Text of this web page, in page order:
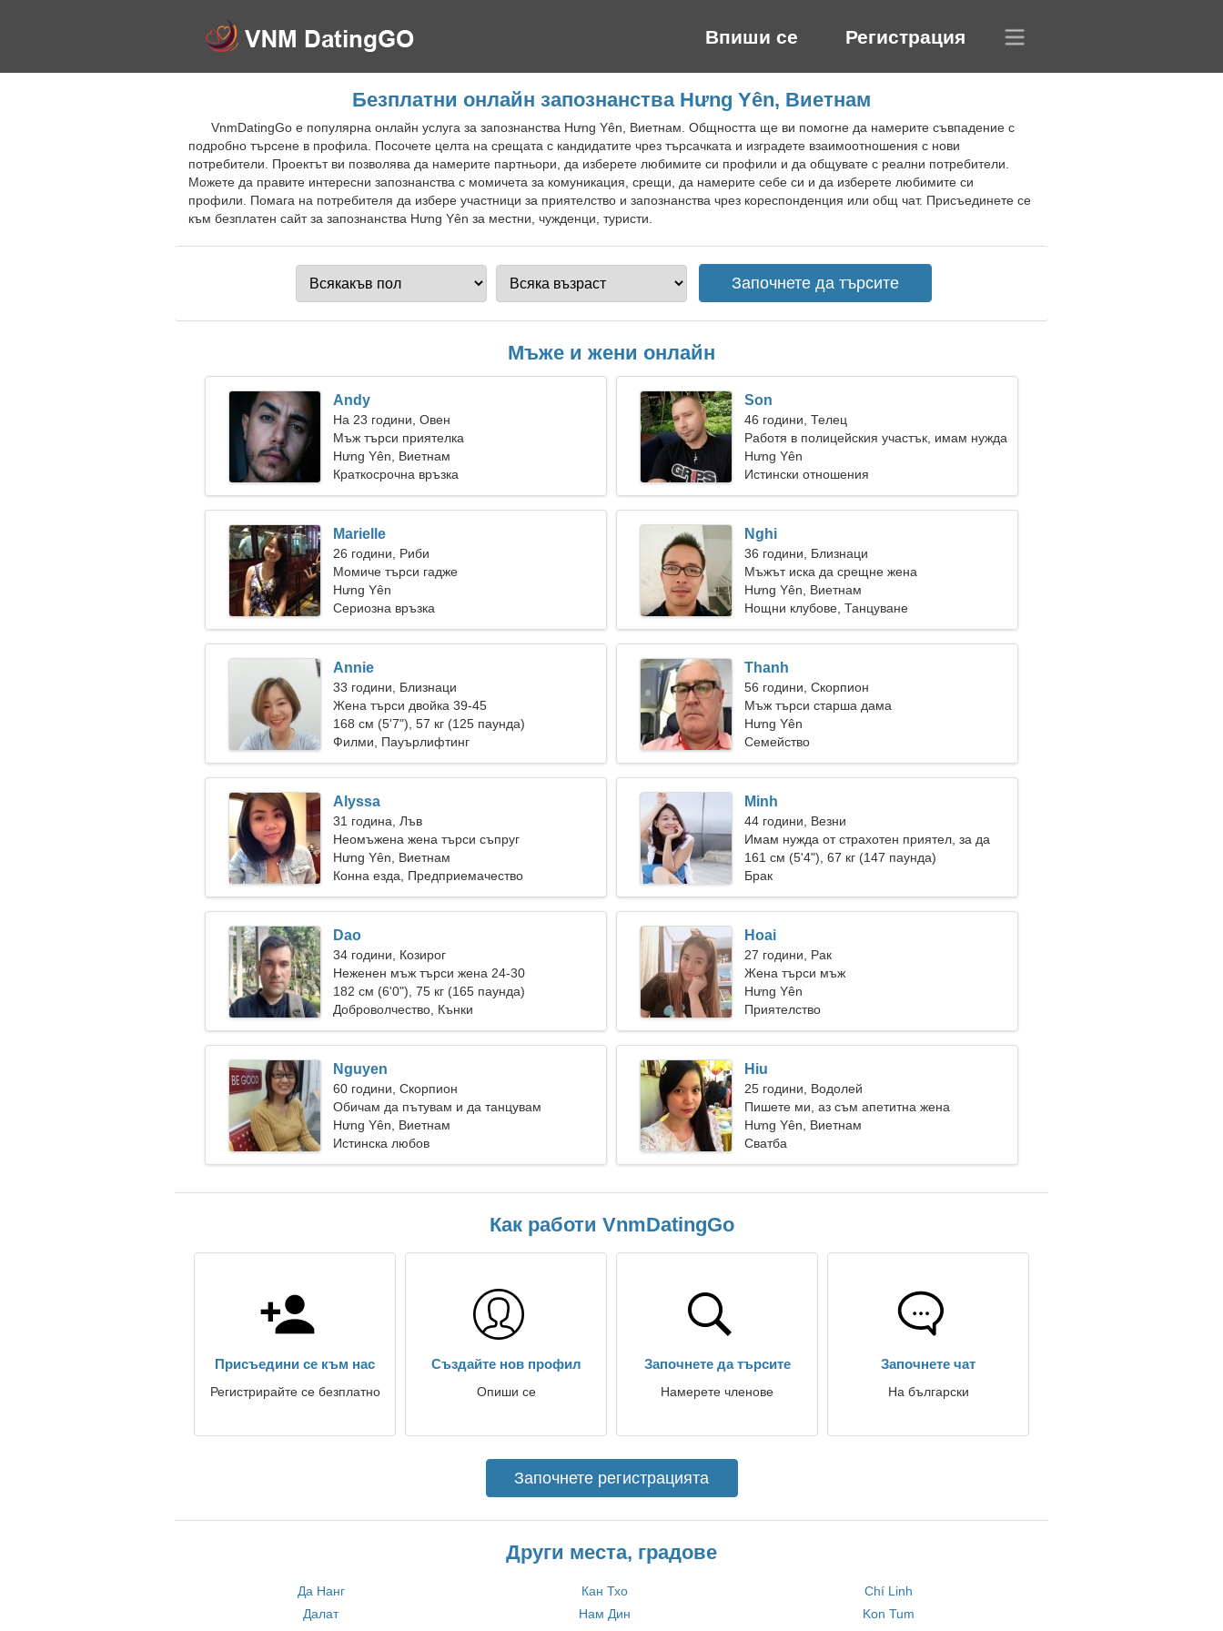
Впиши се Регистрация
Безплатни онлайн запознанства Hưng Yên, Виетнам
VnmDatingGo е популярна онлайн услуга за запознанства Hưng Yên, Виетнам. Общността ще ви помогне да намерите съвпадение с
подробно търсене в профила. Посочете целта на срещата с кандидатите чрез търсачката и изградете взаимоотношения с нови
потребители. Проектът ви позволява да намерите партньори, да изберете любимите си профили и да общувате с реални потребители.
Можете да правите интересни запознанства с момичета за комуникация, срещи, да намерите себе си и да изберете любимите си
профили. Помага на потребителя да избере участници за приятелство и запознанства чрез кореспонденция или общ чат. Присъединете се
към безплатен сайт за запознанства Hưng Yên за местни, чужденци, туристи.
Мъже и жени онлайн
Andy
На 23 години, Овен
Мъж търси приятелка
Hưng Yên, Виетнам
Краткосрочна връзка
Son
46 години, Телец
Работя в полицейския участък, имам нужда
от готина жена
Hưng Yên
Истински отношения
Marielle
26 години, Риби
Момиче търси гадже
Hưng Yên
Сериозна връзка
Nghi
36 години, Близнаци
Мъжът иска да срещне жена
Hưng Yên, Виетнам
Нощни клубове, Танцуване
Annie
33 години, Близнаци
Жена търси двойка 39-45
168 см (5'7"), 57 кг (125 паунда)
Филми, Пауърлифтинг
Thanh
56 години, Скорпион
Мъж търси старша дама
Hưng Yên
Семейство
Alyssa
31 година, Лъв
Неомъжена жена търси съпруг
Hưng Yên, Виетнам
Конна езда, Предприемачество
Minh
44 години, Везни
Имам нужда от страхотен приятел, за да
готвя заедно
161 см (5'4"), 67 кг (147 паунда)
Брак
Dao
34 години, Козирог
Неженен мъж търси жена 24-30
182 см (6'0"), 75 кг (165 паунда)
Доброволчество, Кънки
Hoai
27 години, Рак
Жена търси мъж
Hưng Yên
Приятелство
Nguyen
60 години, Скорпион
Обичам да пътувам и да танцувам
Hưng Yên, Виетнам
Истинска любов
Hiu
25 години, Водолей
Пишете ми, аз съм апетитна жена
Hưng Yên, Виетнам
Сватба
Как работи VnmDatingGo
Присъедини се към нас
Регистрирайте се безплатно
Създайте нов профил
Опиши се
Започнете да търсите
Намерете членове
Започнете чат
На български
Започнете регистрацията
Други места, градове
Да Нанг Кан Тхо
Chí Linh
Далат
Нам Дин
Kon Tum